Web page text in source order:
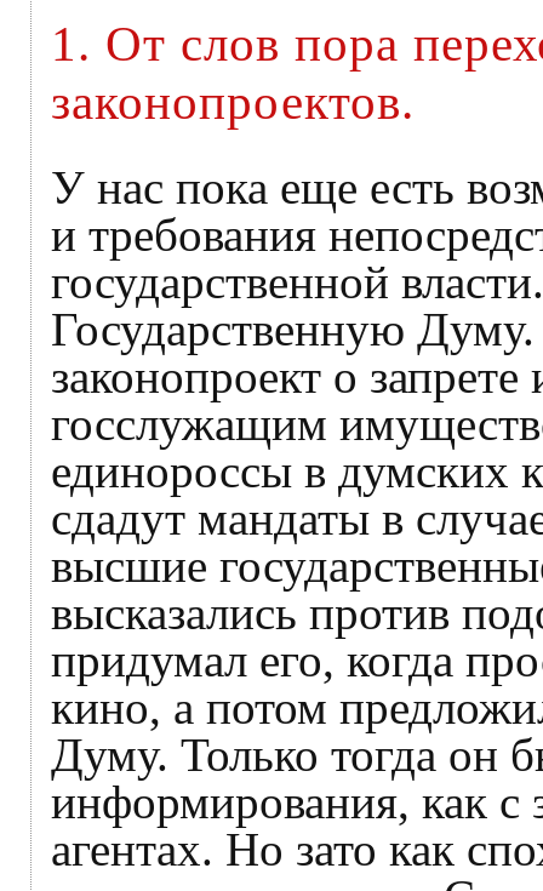
1. От слов пора
законопроектов.
У нас пока еще есть
и требования
государственной
Государственную
законопроект о
госслужащим
единороссы в думских
сдадут мандаты в
высшие
высказались против
придумал его, когда
кино, а потом
Думу. Только тогда он
информирования, как с
агентах. Но зато как